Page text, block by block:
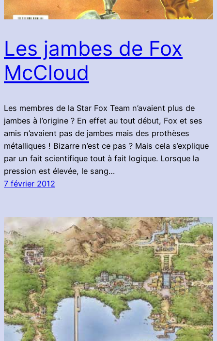
Les jambes de Fox
McCloud
Les membres de la Star Fox Team n’avaient plus de
jambes à l’origine ? En effet au tout début, Fox et ses
amis n’avaient pas de jambes mais des prothèses
métalliques ! Bizarre n’est ce pas ? Mais cela s’explique
par un fait scientifique tout à fait logique. Lorsque la
pression est élevée, le sang…
7 février 2012